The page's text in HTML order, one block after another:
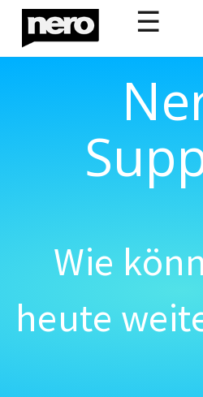
☰
Wie
heute